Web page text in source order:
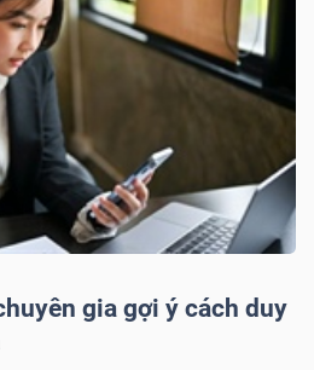
gia gợi ý cách duy